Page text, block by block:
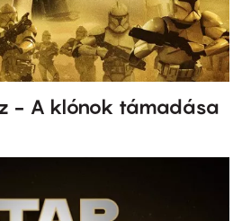
- A klónok támadása